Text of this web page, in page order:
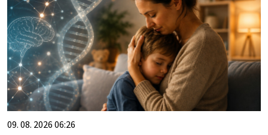
09. 08. 2026 06:26